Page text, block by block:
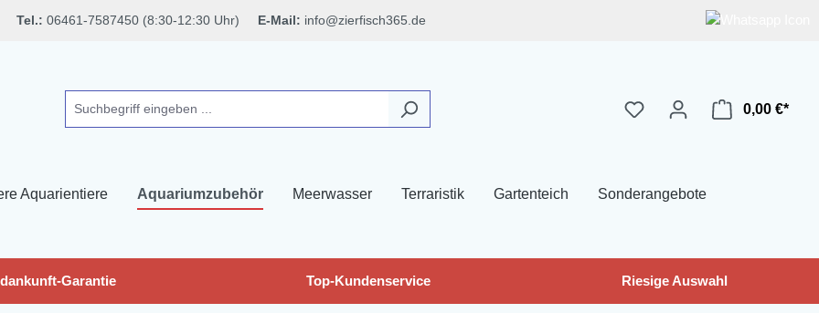
Tel.: 06461-7587450 (8:30-12:30 Uhr) E-Mail: info@zierfisch365.de
0,00 €*
Aquarientiere Aquariumzubehör Meerwasser Terraristik Gartenteich Sonderangebote
Garantie Top-Kundenservice Riesige Auswahl